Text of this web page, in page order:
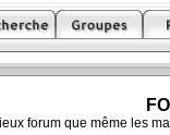
forum que même les